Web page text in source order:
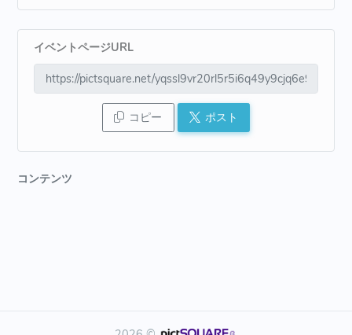
イベントページURL
コピー ポスト
コンテンツ